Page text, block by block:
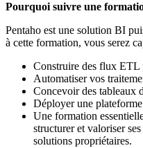
Pourquoi suivre une
Pentaho est une solution BI
à cette formation, vous serez
Construire des flux ETL
Automatiser vos
Concevoir des tableaux
Déployer une
Une formation
structurer et valoriser
solutions propriétaires.